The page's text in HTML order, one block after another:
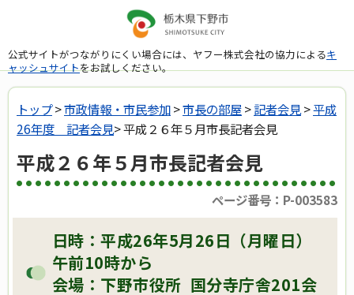
公式サイトがつながりにくい場合には、ヤフー株式会社の協力によるキ
ャッシュサイトをお試しください。
トップ>市政情報・市民参加>市長の部屋>記者会見>平成
26年度 記者会見> 平成２６年５月市長記者会見
平成２６年５月市長記者会見
ページ番号：P-003583
日時：平成26年5月26日（月曜日）
午前10時から
会場：下野市役所 国分寺庁舎201会